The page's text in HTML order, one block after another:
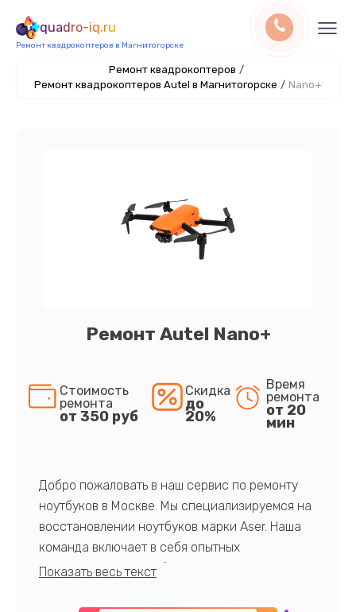
quadro-iq.ru
Ремонт квадрокоптеров в Магнитогорске
Ремонт квадрокоптеров /
Ремонт квадрокоптеров Autel в Магнитогорске / Nano+
Ремонт Autel Nano+
Стоимость
ремонта
от 350 руб
Скидка
до
20%
Время
ремонта
от 20
мин
Добро пожаловать в наш сервис по ремонту
ноутбуков в Москве. Мы специализируемся на
восстановлении ноутбуков марки Aser. Наша
команда включает в себя опытных
профессионалов с обширными знаниями и